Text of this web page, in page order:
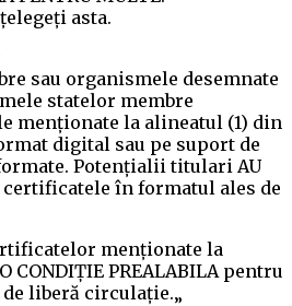
asta.
sau organismele desemnate
statelor membre
menționate la alineatul (1) din
digital sau pe suport de
Potențialii titulari AU
certificatele în formatul ales de
menționate la
CONDIȚIE PREALABILA pentru
liberă circulație.„